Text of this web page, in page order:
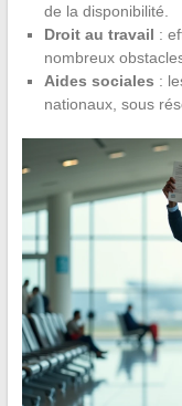
de la disponibilité.
Droit au travail :
nombreux
Aides sociales :
nationaux, sous